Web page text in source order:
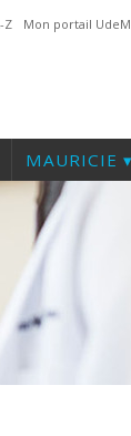
Z Mon portail UdeM
MAURICIE